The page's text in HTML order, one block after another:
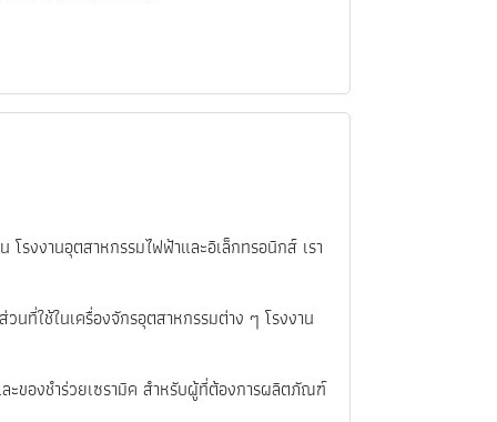
รงงานอุตสาหกรรมไฟฟ้าและอิเล็กทรอนิกส์ เรา
ที่ใช้ในเครื่องจักรอุตสาหกรรมต่าง ๆ โรงงาน
ะของชำร่วยเซรามิค สำหรับผู้ที่ต้องการผลิตภัณฑ์